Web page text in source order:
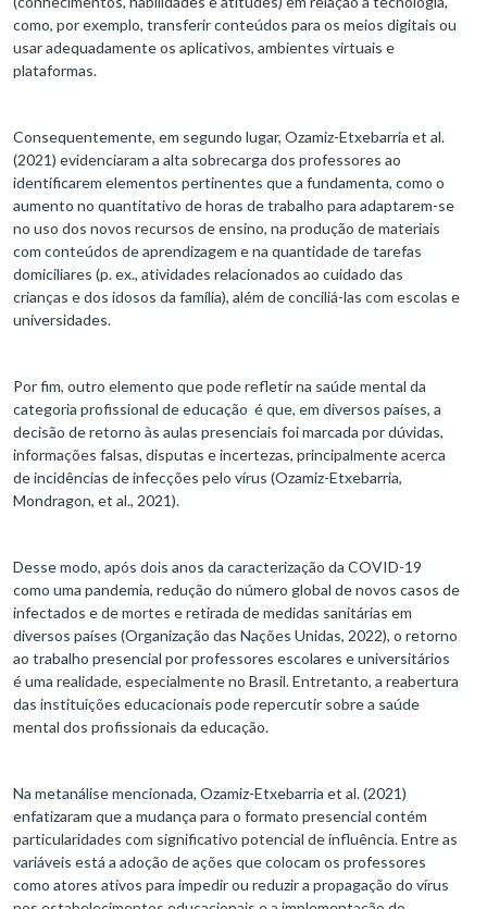
como, por exemplo, transferir conteúdos para os meios digitais ou
usar adequadamente os aplicativos, ambientes virtuais e
plataformas.
Consequentemente, em segundo lugar, Ozamiz-Etxebarria et al.
(2021) evidenciaram a alta sobrecarga dos professores ao
identificarem elementos pertinentes que a fundamenta, como o
aumento no quantitativo de horas de trabalho para adaptarem-se
no uso dos novos recursos de ensino, na produção de materiais
com conteúdos de aprendizagem e na quantidade de tarefas
domiciliares (p. ex., atividades relacionados ao cuidado das
crianças e dos idosos da família), além de conciliá-las com escolas e
universidades.
Por fim, outro elemento que pode refletir na saúde mental da
categoria profissional de educação é que, em diversos países, a
decisão de retorno às aulas presenciais foi marcada por dúvidas,
informações falsas, disputas e incertezas, principalmente acerca
de incidências de infecções pelo vírus (Ozamiz-Etxebarria,
Mondragon, et al., 2021).
Desse modo, após dois anos da caracterização da COVID-19
como uma pandemia, redução do número global de novos casos de
infectados e de mortes e retirada de medidas sanitárias em
diversos países (Organização das Nações Unidas, 2022), o retorno
ao trabalho presencial por professores escolares e universitários
é uma realidade, especialmente no Brasil. Entretanto, a reabertura
das instituições educacionais pode repercutir sobre a saúde
mental dos profissionais da educação.
Na metanálise mencionada, Ozamiz-Etxebarria et al. (2021)
enfatizaram que a mudança para o formato presencial contém
particularidades com significativo potencial de influência. Entre as
variáveis está a adoção de ações que colocam os professores
como atores ativos para impedir ou reduzir a propagação do vírus